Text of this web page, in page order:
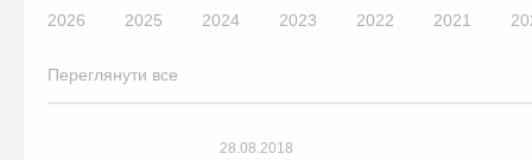
2026 2025 2024 2023 2022 2021
Переглянути все
28.08.2018